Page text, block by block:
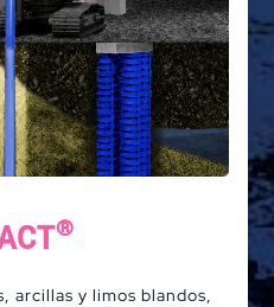
®
arcillas y limos blandos,